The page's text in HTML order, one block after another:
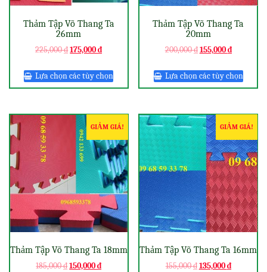
Thảm Tập Võ Thang Ta
26mm
225,000₫175,000₫
Lựa chọn các tùy chọn
Thảm Tập Võ Thang Ta
20mm
200,000₫155,000₫
Lựa chọn các tùy chọn
GIẢM GIÁ!
Thảm Tập Võ Thang Ta 18mm
185,000₫150,000₫
GIẢM GIÁ!
Thảm Tập Võ Thang Ta 16mm
155,000₫135,000₫